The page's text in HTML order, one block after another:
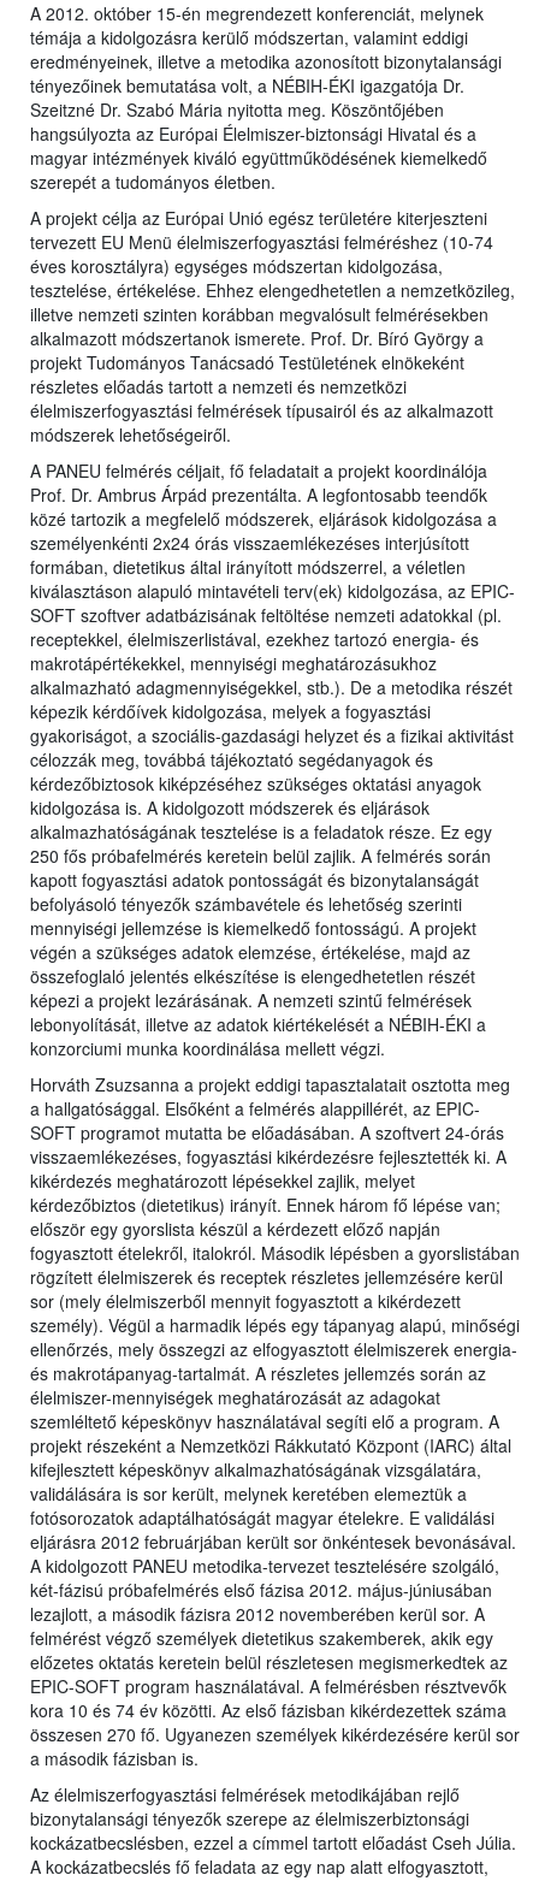
A 2012. október 15-én megrendezett konferenciát, melynek
témája a kidolgozásra kerülő módszertan, valamint eddigi
eredményeinek, illetve a metodika azonosított bizonytalansági
tényezőinek bemutatása volt, a NÉBIH-ÉKI igazgatója Dr.
Szeitzné Dr. Szabó Mária nyitotta meg. Köszöntőjében
hangsúlyozta az Európai Élelmiszer-biztonsági Hivatal és a
magyar intézmények kiváló együttműködésének kiemelkedő
szerepét a tudományos életben.
A projekt célja az Európai Unió egész területére kiterjeszteni
tervezett EU Menü élelmiszerfogyasztási felméréshez (10-74
éves korosztályra) egységes módszertan kidolgozása,
tesztelése, értékelése. Ehhez elengedhetetlen a nemzetközileg,
illetve nemzeti szinten korábban megvalósult felmérésekben
alkalmazott módszertanok ismerete. Prof. Dr. Bíró György a
projekt Tudományos Tanácsadó Testületének elnökeként
részletes előadás tartott a nemzeti és nemzetközi
élelmiszerfogyasztási felmérések típusairól és az alkalmazott
módszerek lehetőségeiről.
A PANEU felmérés céljait, fő feladatait a projekt koordinálója
Prof. Dr. Ambrus Árpád prezentálta. A legfontosabb teendők
közé tartozik a megfelelő módszerek, eljárások kidolgozása a
személyenkénti 2x24 órás visszaemlékezéses interjúsított
formában, dietetikus által irányított módszerrel, a véletlen
kiválasztáson alapuló mintavételi terv(ek) kidolgozása, az EPIC-
SOFT szoftver adatbázisának feltöltése nemzeti adatokkal (pl.
receptekkel, élelmiszerlistával, ezekhez tartozó energia- és
makrotápértékekkel, mennyiségi meghatározásukhoz
alkalmazható adagmennyiségekkel, stb.). De a metodika részét
képezik kérdőívek kidolgozása, melyek a fogyasztási
gyakoriságot, a szociális-gazdasági helyzet és a fizikai aktivitást
célozzák meg, továbbá tájékoztató segédanyagok és
kérdezőbiztosok kiképzéséhez szükséges oktatási anyagok
kidolgozása is. A kidolgozott módszerek és eljárások
alkalmazhatóságának tesztelése is a feladatok része. Ez egy
250 fős próbafelmérés keretein belül zajlik. A felmérés során
kapott fogyasztási adatok pontosságát és bizonytalanságát
befolyásoló tényezők számbavétele és lehetőség szerinti
mennyiségi jellemzése is kiemelkedő fontosságú. A projekt
végén a szükséges adatok elemzése, értékelése, majd az
összefoglaló jelentés elkészítése is elengedhetetlen részét
képezi a projekt lezárásának. A nemzeti szintű felmérések
lebonyolítását, illetve az adatok kiértékelését a NÉBIH-ÉKI a
konzorciumi munka koordinálása mellett végzi.
Horváth Zsuzsanna a projekt eddigi tapasztalatait osztotta meg
a hallgatósággal. Elsőként a felmérés alappillérét, az EPIC-
SOFT programot mutatta be előadásában. A szoftvert 24-órás
visszaemlékezéses, fogyasztási kikérdezésre fejlesztették ki. A
kikérdezés meghatározott lépésekkel zajlik, melyet
kérdezőbiztos (dietetikus) irányít. Ennek három fő lépése van;
először egy gyorslista készül a kérdezett előző napján
fogyasztott ételekről, italokról. Második lépésben a gyorslistában
rögzített élelmiszerek és receptek részletes jellemzésére kerül
sor (mely élelmiszerből mennyit fogyasztott a kikérdezett
személy). Végül a harmadik lépés egy tápanyag alapú, minőségi
ellenőrzés, mely összegzi az elfogyasztott élelmiszerek energia-
és makrotápanyag-tartalmát. A részletes jellemzés során az
élelmiszer-mennyiségek meghatározását az adagokat
szemléltető képeskönyv használatával segíti elő a program. A
projekt részeként a Nemzetközi Rákkutató Központ (IARC) által
kifejlesztett képeskönyv alkalmazhatóságának vizsgálatára,
validálására is sor került, melynek keretében elemeztük a
fotósorozatok adaptálhatóságát magyar ételekre. E validálási
eljárásra 2012 februárjában került sor önkéntesek bevonásával.
A kidolgozott PANEU metodika-tervezet tesztelésére szolgáló,
két-fázisú próbafelmérés első fázisa 2012. május-júniusában
lezajlott, a második fázisra 2012 novemberében kerül sor. A
felmérést végző személyek dietetikus szakemberek, akik egy
előzetes oktatás keretein belül részletesen megismerkedtek az
EPIC-SOFT program használatával. A felmérésben résztvevők
kora 10 és 74 év közötti. Az első fázisban kikérdezettek száma
összesen 270 fő. Ugyanezen személyek kikérdezésére kerül sor
a második fázisban is.
Az élelmiszerfogyasztási felmérések metodikájában rejlő
bizonytalansági tényezők szerepe az élelmiszerbiztonsági
kockázatbecslésben, ezzel a címmel tartott előadást Cseh Júlia.
A kockázatbecslés fő feladata az egy nap alatt elfogyasztott,